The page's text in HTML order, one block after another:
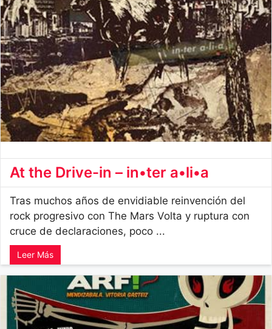
At the Drive-in – in•ter a•li•a
Tras muchos años de envidiable reinvención del
rock progresivo con The Mars Volta y ruptura con
cruce de declaraciones, poco ...
Leer Más